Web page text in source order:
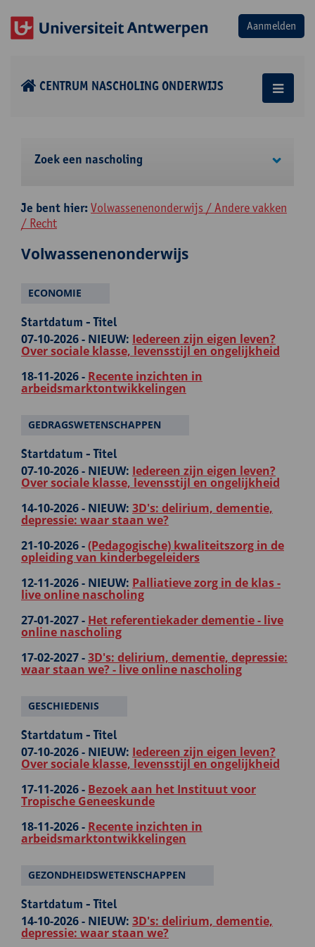
CENTRUM NASCHOLING ONDERWIJS
Zoek een nascholing
Je bent hier:Volwassenenonderwijs / Andere vakken
/ Recht
Volwassenenonderwijs
ECONOMIE
Startdatum - Titel
07-10-2026 - NIEUW: Iedereen zijn eigen leven?
Over sociale klasse, levensstijl en ongelijkheid
18-11-2026 - Recente inzichten in
arbeidsmarktontwikkelingen
GEDRAGSWETENSCHAPPEN
Startdatum - Titel
07-10-2026 - NIEUW: Iedereen zijn eigen leven?
Over sociale klasse, levensstijl en ongelijkheid
14-10-2026 - NIEUW: 3D's: delirium, dementie,
depressie: waar staan we?
21-10-2026 -(Pedagogische) kwaliteitszorg in de
opleiding van kinderbegeleiders
12-11-2026 - NIEUW: Palliatieve zorg in de klas -
live online nascholing
27-01-2027 - Het referentiekader dementie - live
online nascholing
17-02-2027 -3D's: delirium, dementie, depressie:
waar staan we? - live online nascholing
GESCHIEDENIS
Startdatum - Titel
07-10-2026 - NIEUW: Iedereen zijn eigen leven?
Over sociale klasse, levensstijl en ongelijkheid
17-11-2026 - Bezoek aan het Instituut voor
Tropische Geneeskunde
18-11-2026 - Recente inzichten in
arbeidsmarktontwikkelingen
GEZONDHEIDSWETENSCHAPPEN
Startdatum - Titel
14-10-2026 - NIEUW: 3D's: delirium, dementie,
depressie: waar staan we?